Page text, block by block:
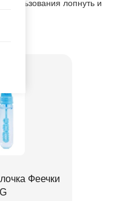
лопнуть и
Феечки